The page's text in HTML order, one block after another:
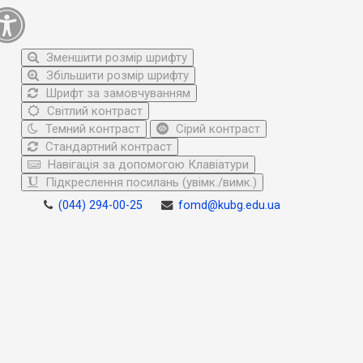
Зменшити розмір шрифту
Збільшити розмір шрифту
Шрифт за замовчуванням
Світлий контраст
Темний контраст
Сірий контраст
Стандартний контраст
Навігація за допомогою Клавіатури
Підкреслення посилань (увімк./вимк.)
(044) 294-00-25 fomd@kubg.edu.ua